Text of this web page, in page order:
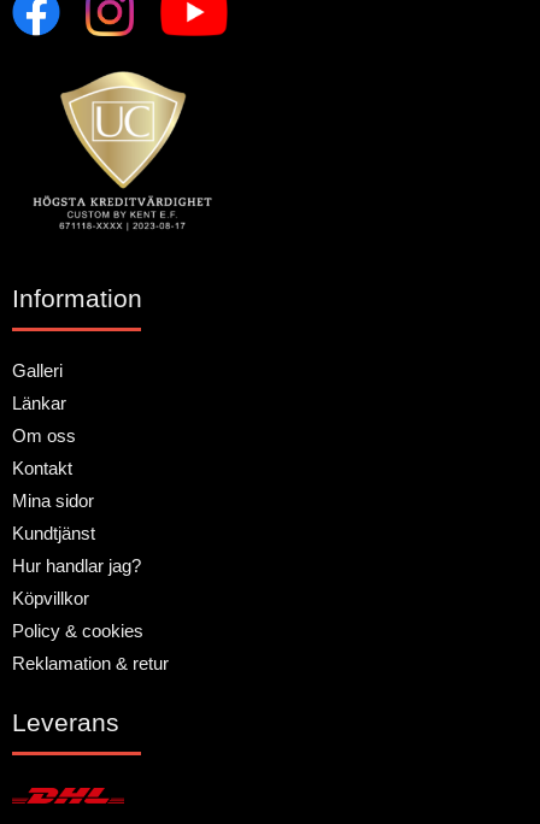
Information
Galleri
Länkar
Om oss
Kontakt
Mina sidor
Kundtjänst
Hur handlar jag?
Köpvillkor
Policy & cookies
Reklamation & retur
Leverans